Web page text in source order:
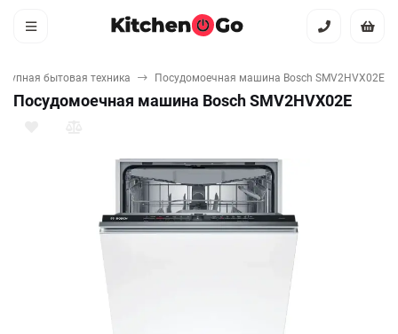
бытовая техника Посудомоечная машина Bosch SMV2HVX02E
Посудомоечная машина Bosch SMV2HVX02E